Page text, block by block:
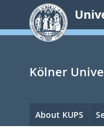
springen
Kölner
About KUPS